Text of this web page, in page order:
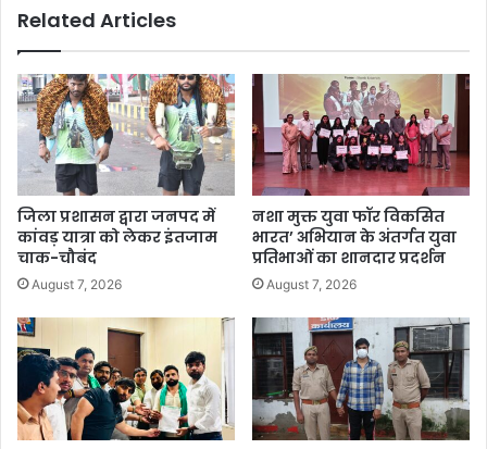
Related Articles
जिला प्रशासन द्वारा जनपद में
कांवड़ यात्रा को लेकर इंतजाम
चाक-चौबंद
August 7, 2026
नशा मुक्त युवा फॉर विकसित
भारत’ अभियान के अंतर्गत युवा
प्रतिभाओं का शानदार प्रदर्शन
August 7, 2026